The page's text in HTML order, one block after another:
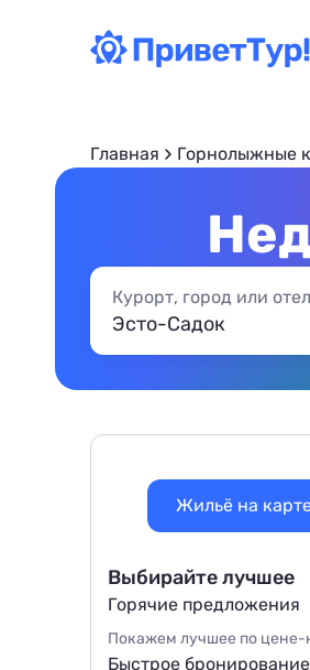
Главная Горнолыжные
Курорт, город или
Жильё на
Выбирайте лучшее
Горячие предложения
Покажем лучшее по цене-
Быстрое бронирование